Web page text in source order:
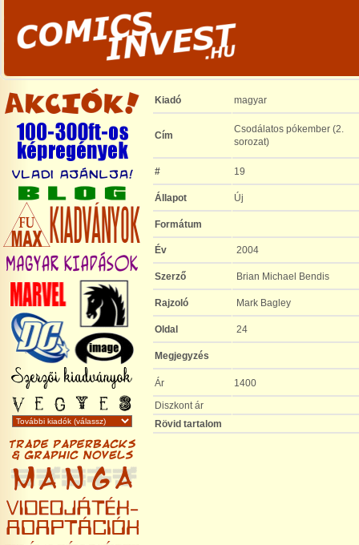
Kiadó magyar
Cím
Csodálatos pókember (2.
sorozat)
# 19
Állapot Új
Formátum
Év 2004
Szerző Brian Michael Bendis
Rajzoló Mark Bagley
Oldal 24
Megjegyzés
Ár
1400
Diszkont ár
Rövid tartalom